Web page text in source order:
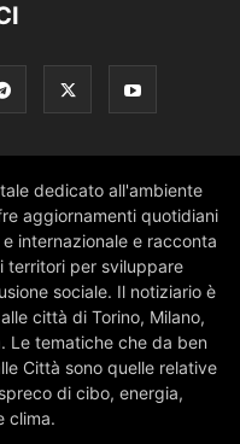
dedicato all'ambiente
aggiornamenti quotidiani
internazionale e racconta
territori per sviluppare
sociale. Il notiziario è
città di Torino, Milano,
Le tematiche che da ben
Città sono quelle relative
di cibo, energia,
clima.